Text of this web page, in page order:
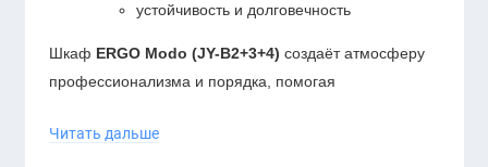
устойчивость и долговечность
Шкаф ERGO Modo (JY-B2+3+4) создаёт атмосферу
профессионализма и порядка, помогая
пространстве.
Читать дальше